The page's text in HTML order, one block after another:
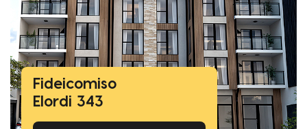
Fideicomiso
Elordi 343